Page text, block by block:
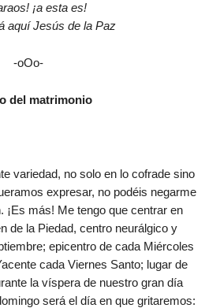
¡a esta es!
aquí Jesús de la Paz
-oOo-
del matrimonio
variedad, no solo en lo cofrade sino
expresar, no podéis negarme
¡Es más! Me tengo que centrar en
de la Piedad, centro neurálgico y
epicentro de cada Miércoles
cada Viernes Santo; lugar de
la víspera de nuestro gran día
será el día en que gritaremos: